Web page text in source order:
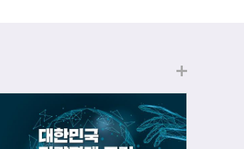
폰 (60명) 참여.......